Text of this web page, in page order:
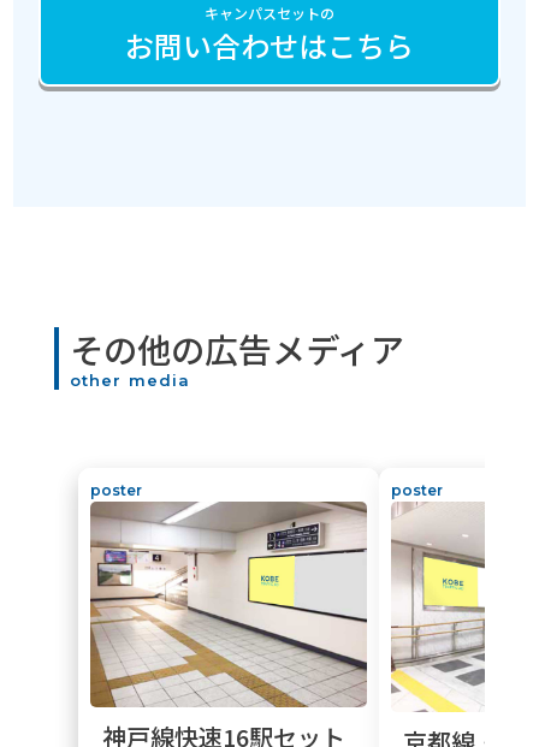
キャンパスセットの
お問い合わせはこちら
その他の広告メディア
other media
poster
神戸線快速16駅セット
poster